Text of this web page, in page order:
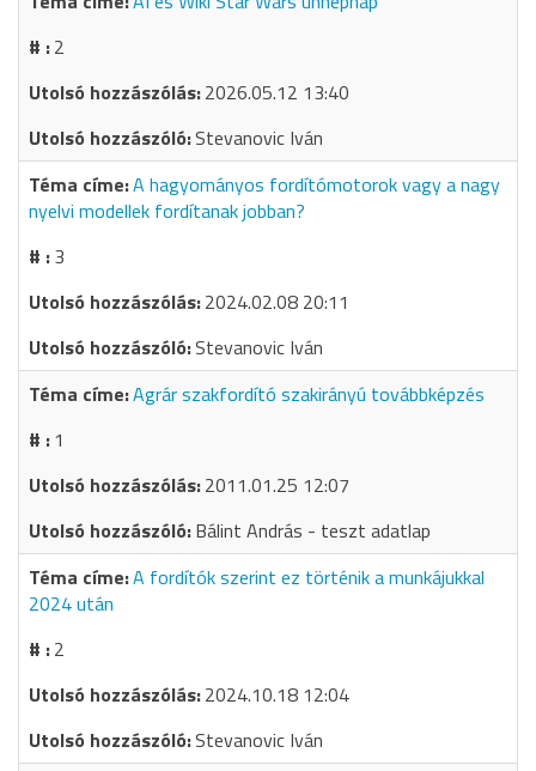
2
2026.05.12 13:40
Stevanovic Iván
A hagyományos fordítómotorok vagy a nagy
nyelvi modellek fordítanak jobban?
3
2024.02.08 20:11
Stevanovic Iván
Agrár szakfordító szakirányú továbbképzés
1
2011.01.25 12:07
Bálint András - teszt adatlap
A fordítók szerint ez történik a munkájukkal
2024 után
2
2024.10.18 12:04
Stevanovic Iván